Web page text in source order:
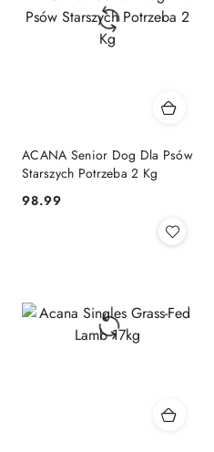
ACANA Senior Dog Dla Psów
Starszych Potrzeba 2 Kg
Cena:
98.99